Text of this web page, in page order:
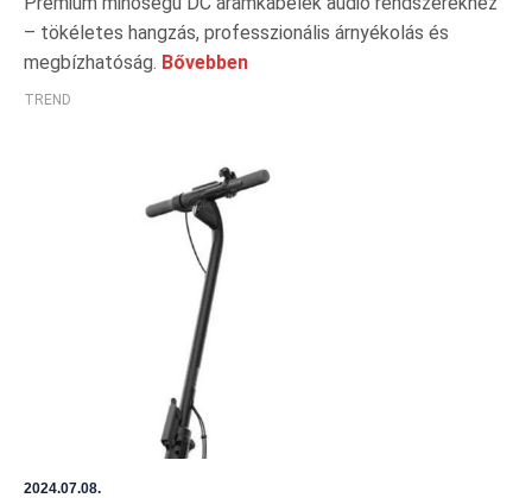
– tökéletes hangzás, professzionális árnyékolás és
megbízhatóság. Bővebben
TREND
2024.07.08.